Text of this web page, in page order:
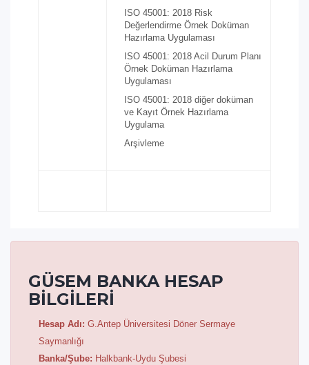
ISO 45001: 2018 Risk
Değerlendirme Örnek Doküman
Hazırlama Uygulaması
ISO 45001: 2018 Acil Durum Planı
Örnek Doküman Hazırlama
Uygulaması
ISO 45001: 2018 diğer doküman
ve Kayıt Örnek Hazırlama
Uygulama
Arşivleme
GÜSEM BANKA HESAP
BİLGİLERİ
Hesap Adı: G.Antep Üniversitesi Döner Sermaye
Saymanlığı
Banka/Şube: Halkbank-Uydu Şubesi